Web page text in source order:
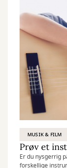
MUSIK & FILM
Prøv et
Er du nysgerrig
forskellige